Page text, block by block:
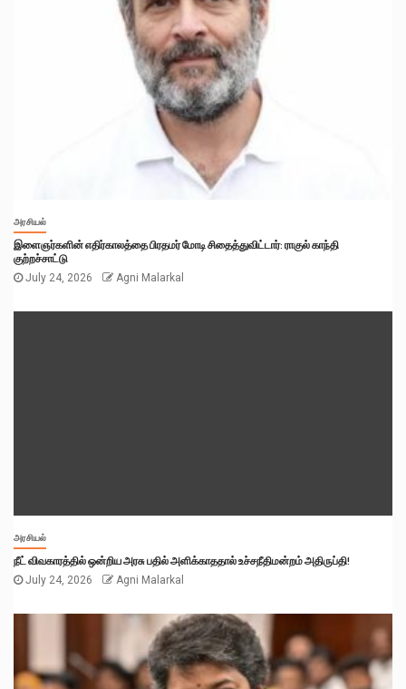
அரசியல்
இளைஞர்களின் எதிர்காலத்தை பிரதமர் மோடி சிதைத்துவிட்டார்: ராகுல் காந்தி
குற்றச்சாட்டு
July 24, 2026
Agni Malarkal
அரசியல்
நீட் விவகாரத்தில் ஒன்றிய அரசு பதில் அளிக்காததால் உச்சநீதிமன்றம் அதிருப்தி!
July 24, 2026
Agni Malarkal